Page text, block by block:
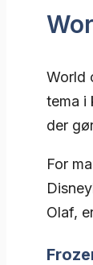
World
tema i
der
For
Olaf,